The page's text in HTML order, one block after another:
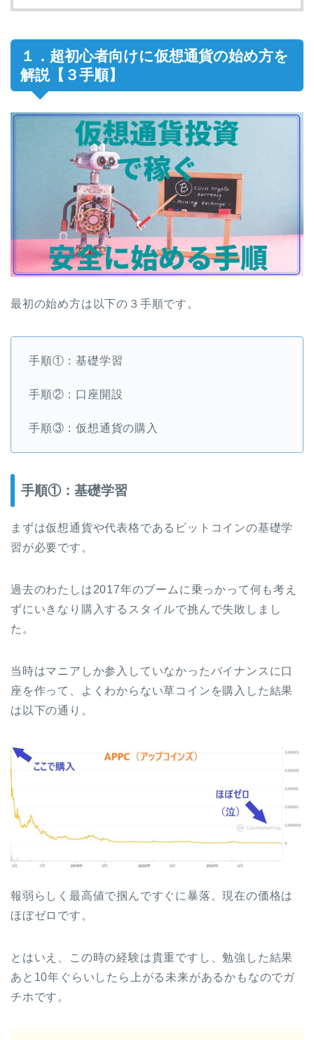
１．超初心者向けに仮想通貨の始め方を
解説【３手順】
最初の始め方は以下の３手順です。
手順①：基礎学習
手順②：口座開設
手順③：仮想通貨の購入
手順①：基礎学習
まずは仮想通貨や代表格であるビットコインの基礎学
習が必要です。
過去のわたしは2017年のブームに乗っかって何も考え
ずにいきなり購入するスタイルで挑んで失敗しまし
た。
当時はマニアしか参入していなかったバイナンスに口
座を作って、よくわからない草コインを購入した結果
は以下の通り。
報弱らしく最高値で掴んですぐに暴落。現在の価格は
ほぼゼロです。
とはいえ、この時の経験は貴重ですし、勉強した結果
あと10年ぐらいしたら上がる未来があるかもなのでガ
チホです。